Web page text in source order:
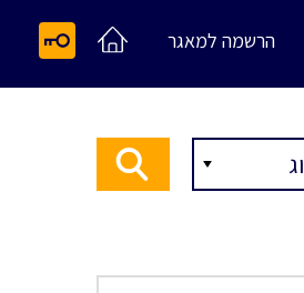
הרשמה למאגר